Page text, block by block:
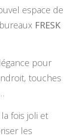
espace de
FRESK
pour
touches
fois joli et
les